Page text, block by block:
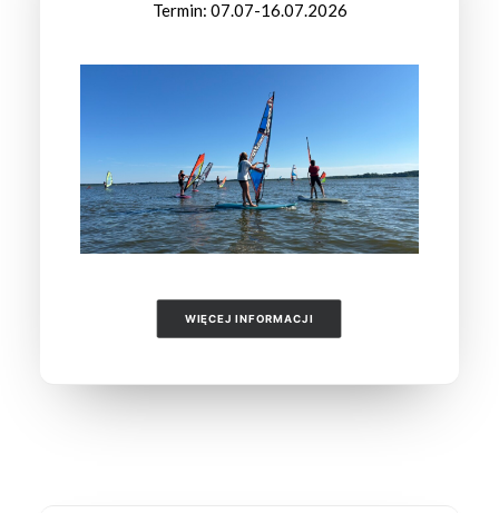
Termin: 07.07-16.07.2026
WIĘCEJ INFORMACJI